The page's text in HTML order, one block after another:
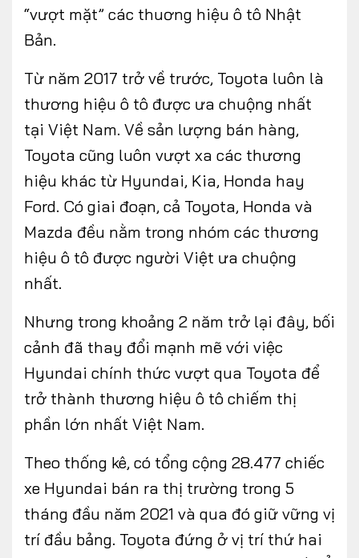
“vượt mặt” các thuơng hiệu ô tô Nhật
Bản.
Từ năm 2017 trở về trước, Toyota luôn là
thương hiệu ô tô được ưa chuộng nhất
tại Việt Nam. Về sản lượng bán hàng,
Toyota cũng luôn vượt xa các thương
hiệu khác từ Hyundai, Kia, Honda hay
Ford. Có giai đoạn, cả Toyota, Honda và
Mazda đều nằm trong nhóm các thương
hiệu ô tô được người Việt ưa chuộng
nhất.
Nhưng trong khoảng 2 năm trở lại đây, bối
cảnh đã thay đổi mạnh mẽ với việc
Hyundai chính thức vượt qua Toyota để
trở thành thương hiệu ô tô chiếm thị
phần lớn nhất Việt Nam.
Theo thống kê, có tổng cộng 28.477 chiếc
xe Hyundai bán ra thị trường trong 5
tháng đầu năm 2021 và qua đó giữ vững vị
trí đầu bảng. Toyota đứng ở vị trí thứ hai